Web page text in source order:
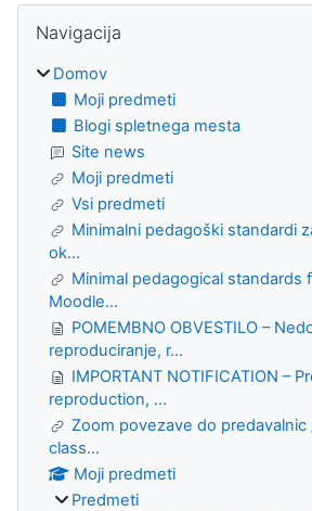
Bloki
Navigacija
Domov
Moji predmeti
Blogi spletnega mesta
Site news
Moji predmeti
Vsi predmeti
Minimalni pedagoški standardi
ok...
Minimal pedagogical standards
Moodle...
POMEMBNO OBVESTILO –
reproduciranje, r...
IMPORTANT NOTIFICATION –
reproduction, ...
Zoom povezave do predavalnic
class...
Moji predmeti
Predmeti